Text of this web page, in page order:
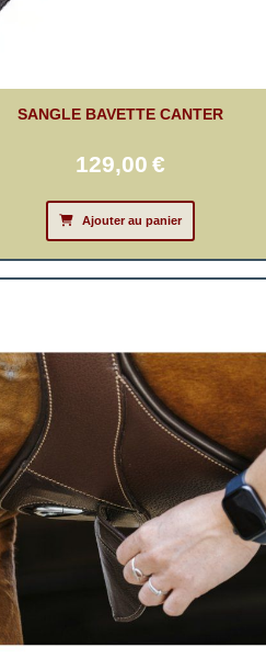
SANGLE BAVETTE CANTER
129,00 €
Ajouter au panier